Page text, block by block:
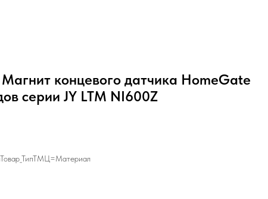
концевого датчика HomeGate
серии JY LTM NI600Z